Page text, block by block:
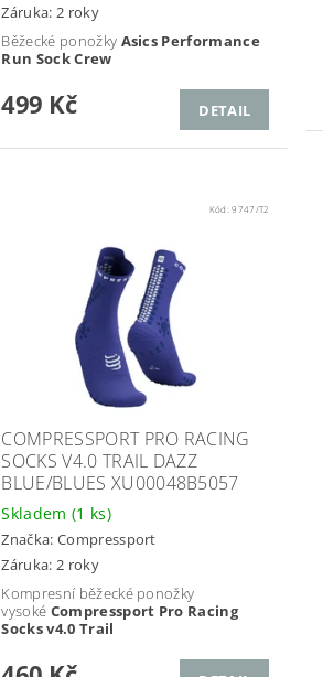
Záruka: 2 roky
Běžecké ponožky Asics Performance
Run Sock Crew
499 Kč DETAIL
Kód:9747/T2
COMPRESSPORT PRO RACING
SOCKS V4.0 TRAIL DAZZ
BLUE/BLUES XU00048B5057
Skladem (1 ks)
Značka: Compressport
Záruka: 2 roky
Kompresní běžecké ponožky
vysoké Compressport Pro Racing
Socks v4.0 Trail